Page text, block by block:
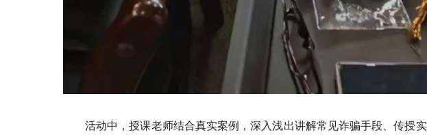
活动中，授课老师结合真实案例，深入浅出讲解常见诈骗手段、传授